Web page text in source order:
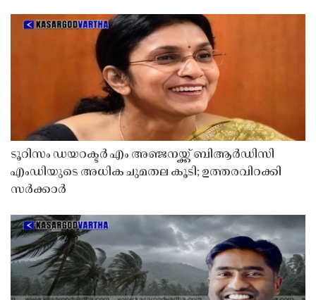
ടൂറിസം ഡയറക്ടർ എം അഞ്ജനയ്ക്ക് ബിആർഡിസി
എംഡിയുടെ അധിക ചുമതല കൂടി; ഉത്തരവിറക്കി
സർക്കാർ